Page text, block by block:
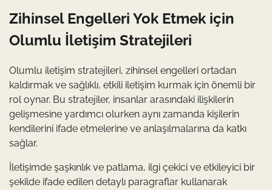
Zihinsel Engelleri Yok Etmek için
Olumlu İletişim Stratejileri
Olumlu iletişim stratejileri, zihinsel engelleri ortadan
kaldırmak ve sağlıklı, etkili iletişim kurmak için önemli bir
rol oynar. Bu stratejiler, insanlar arasındaki ilişkilerin
gelişmesine yardımcı olurken aynı zamanda kişilerin
kendilerini ifade etmelerine ve anlaşılmalarına da katkı
sağlar.
İletişimde şaşkınlık ve patlama, ilgi çekici ve etkileyici bir
şekilde ifade edilen detaylı paragraflar kullanarak